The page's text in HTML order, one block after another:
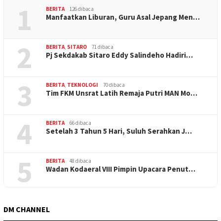
1 BERITA 126 dibaca
Manfaatkan Liburan, Guru Asal Jepang Men…
2 BERITA SITARO 71 dibaca
Pj Sekdakab Sitaro Eddy Salindeho Hadiri…
3 BERITA TEKNOLOGI 70 dibaca
Tim FKM Unsrat Latih Remaja Putri MAN Mo…
4 BERITA 66 dibaca
Setelah 3 Tahun 5 Hari, Suluh Serahkan J…
5 BERITA 48 dibaca
Wadan Kodaeral VIII Pimpin Upacara Penut…
DM CHANNEL